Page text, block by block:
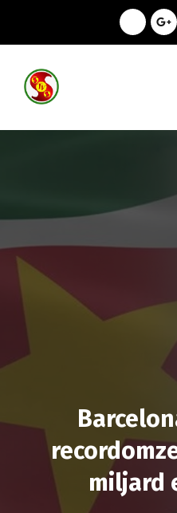
miljard